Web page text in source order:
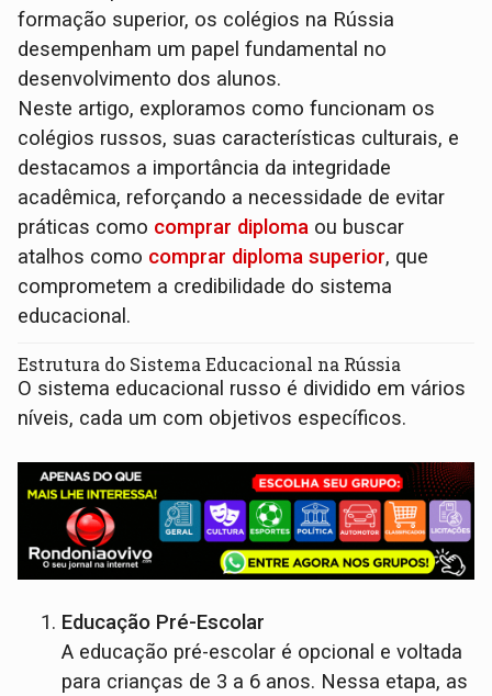
formação superior, os colégios na Rússia
desempenham um papel fundamental no
desenvolvimento dos alunos.
Neste artigo, exploramos como funcionam os
colégios russos, suas características culturais, e
destacamos a importância da integridade
acadêmica, reforçando a necessidade de evitar
práticas como comprar diploma ou buscar
atalhos como comprar diploma superior, que
comprometem a credibilidade do sistema
educacional.
Estrutura do Sistema Educacional na Rússia
O sistema educacional russo é dividido em vários
níveis, cada um com objetivos específicos.
Educação Pré-Escolar
A educação pré-escolar é opcional e voltada
para crianças de 3 a 6 anos. Nessa etapa, as